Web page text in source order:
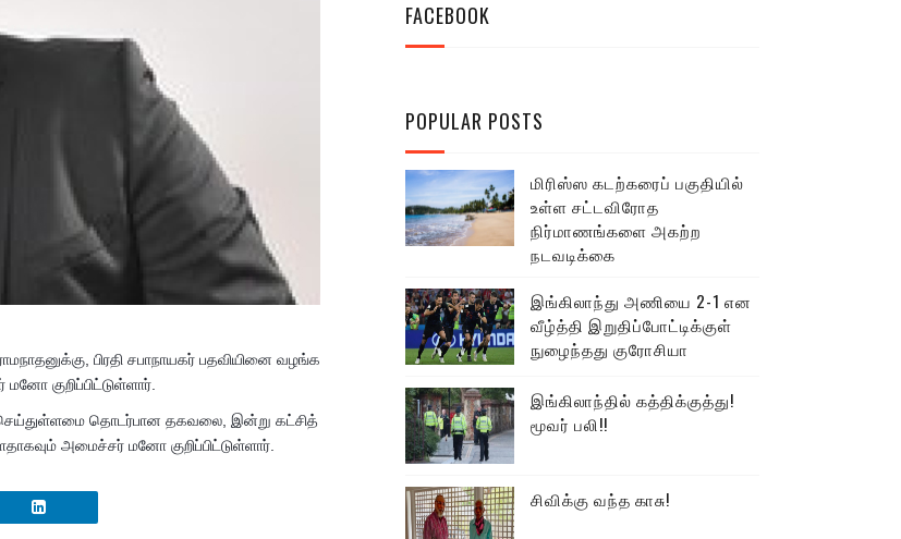
பிரதி சபாநாயகர் பதவியினை வழங்க
குறிப்பிட்டுள்ளார்.
செய்துள்ளமை தொடர்பான தகவலை, இன்று கட்சித்
​அமைச்சர் மனோ குறிப்பிட்டுள்ளார்.
FACEBOOK
POPULAR POSTS
மிரிஸ்ஸ கடற்கரைப் பகுதியில்
உள்ள சட்டவிரோத
நிர்மாணங்களை அகற்ற
நடவடிக்கை
இங்கிலாந்து அணியை 2-1 என
வீழ்த்தி இறுதிப்போட்டிக்குள்
நுழைந்தது குரோசியா
இங்கிலாந்தில் கத்திக்குத்து!
மூவர் பலி!!
சிவிக்கு வந்த காசு!